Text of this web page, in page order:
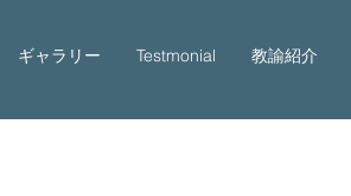
ギャラリー Testmonial 教諭紹介